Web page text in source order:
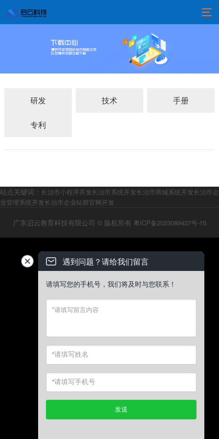
研发 技术 手册
专利
站点关键词： 长治市小程序开发长治市系统开发长治市商城系统开发长治市企
业管理系统开发长治市企业站群官网开发
广东启云教育科技有限公司 © 版权所有 粤ICP备2023089437号-15
遇到问题？请给我们留言
请填写您的手机号，我们将及时与您联系！